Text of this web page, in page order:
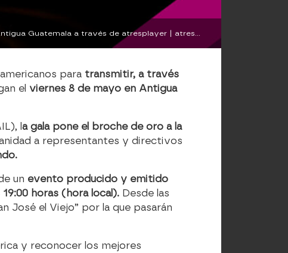
para transmitir, a través
el viernes 8 de mayo en Antigua
la gala pone el broche de oro a la
a representantes y directivos
un evento producido y emitido
horas (hora local). Desde las
José el Viejo” por la que pasarán
y reconocer los mejores